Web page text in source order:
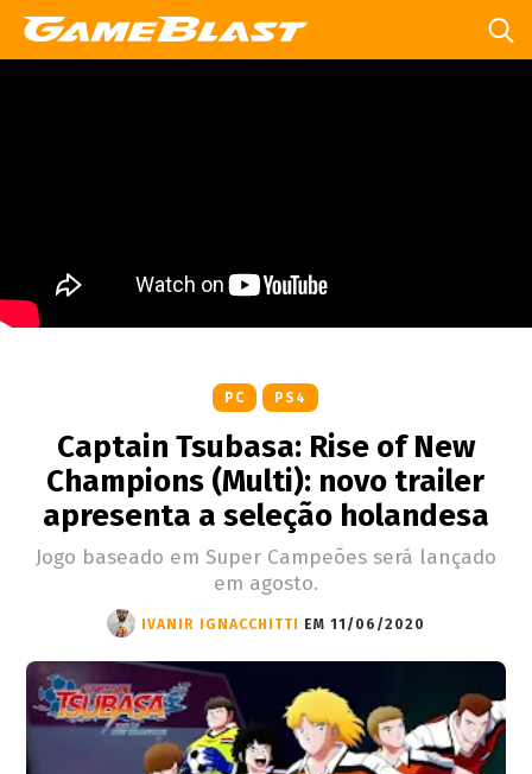
PC PS4
Captain Tsubasa: Rise of New
Champions (Multi): novo trailer
apresenta a seleção holandesa
Jogo baseado em Super Campeões será lançado
em agosto.
IVANIR IGNACCHITTI EM 11/06/2020